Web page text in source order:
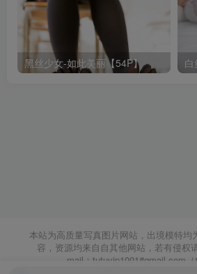
黑丝少女-如此美丽【54P】 白
本站为高质量写真图片网站，出境模特均
容，资源均来自自其他网站，若有侵权
mail：tutuvip1001#gmail.com（